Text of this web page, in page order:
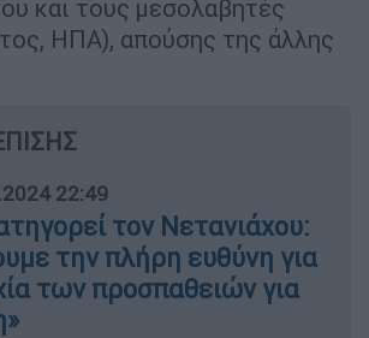
και τους μεσολαβητές
ΗΠΑ), απούσης της άλλης
22:49
τον Νετανιάχου:
την πλήρη ευθύνη για
των προσπαθειών για